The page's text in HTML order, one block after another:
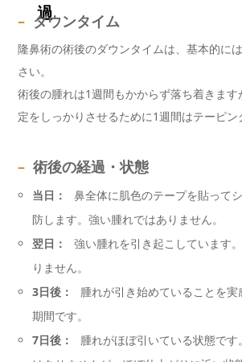
過
– ダウンタイム
隆鼻術の術後のダウンタイムは、基本的に
さい。
術後の腫れは1週間もかからず落ち着きま
定をしっかりさせるために1週間はテーピン
– 術後の経過・状態
当日：
鼻全体に肌色のテープを貼って
防します。強い腫れではありません。
翌日：
強い腫れを引き起こしています
りません。
3日後：
腫れが引き始めていることを
期間です。
7日後：
腫れがほぼ引いている状態で